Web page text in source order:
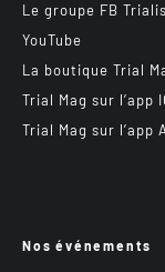
Le groupe FB
YouTube
La boutique Trial
Trial Mag sur l’app
Trial Mag sur l’app
Nos événements